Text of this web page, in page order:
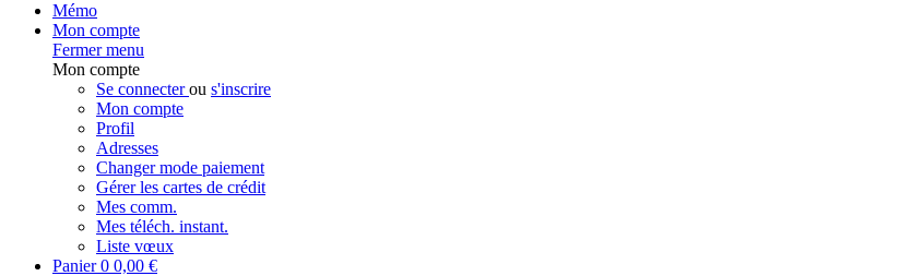
Mémo
Mon compte
Fermer menu
Mon compte
Se connecterou s'inscrire
Mon compte
Profil
Adresses
Changer mode paiement
Gérer les cartes de crédit
Mes comm.
Mes téléch. instant.
Liste vœux
Panier0 0,00 €